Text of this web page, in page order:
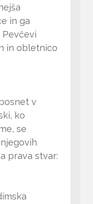
in ga
in obletnico
v
ko
se
prava stvar: